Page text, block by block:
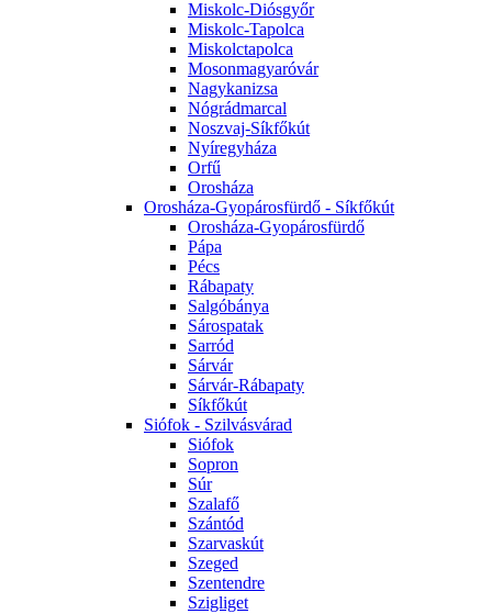
Miskolc-Diósgyőr
Miskolc-Tapolca
Miskolctapolca
Mosonmagyaróvár
Nagykanizsa
Nógrádmarcal
Noszvaj-Síkfőkút
Nyíregyháza
Orfű
Orosháza
Orosháza-Gyopárosfürdő - Síkfőkút
Orosháza-Gyopárosfürdő
Pápa
Pécs
Rábapaty
Salgóbánya
Sárospatak
Sarród
Sárvár
Sárvár-Rábapaty
Síkfőkút
Siófok - Szilvásvárad
Siófok
Sopron
Súr
Szalafő
Szántód
Szarvaskút
Szeged
Szentendre
Szigliget